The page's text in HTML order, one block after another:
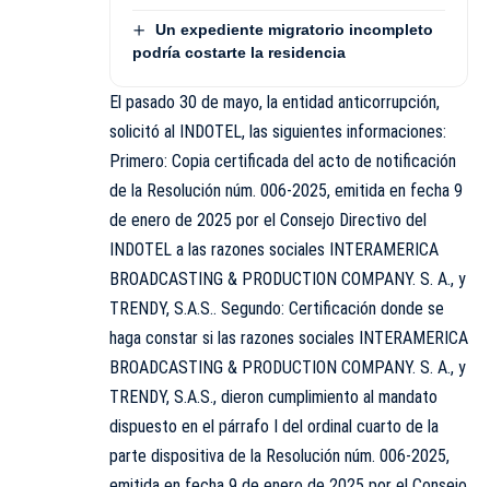
Un expediente migratorio incompleto
podría costarte la residencia
El pasado 30 de mayo, la entidad anticorrupción,
solicitó al INDOTEL, las siguientes informaciones:
Primero: Copia certificada del acto de notificación
de la Resolución núm. 006-2025, emitida en fecha 9
de enero de 2025 por el Consejo Directivo del
INDOTEL a las razones sociales INTERAMERICA
BROADCASTING & PRODUCTION COMPANY. S. A., y
TRENDY, S.A.S.. Segundo: Certificación donde se
haga constar si las razones sociales INTERAMERICA
BROADCASTING & PRODUCTION COMPANY. S. A., y
TRENDY, S.A.S., dieron cumplimiento al mandato
dispuesto en el párrafo I del ordinal cuarto de la
parte dispositiva de la Resolución núm. 006-2025,